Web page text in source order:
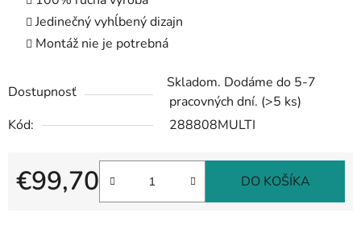
Jedinečný vyhĺbený dizajn
Montáž nie je potrebná
Dostupnosť
Skladom. Dodáme do 5-7
pracovných dní. (>5 ks)
Kód:
288808MULTI
€99,70
Jednotková cena:
DO KOŠÍKA